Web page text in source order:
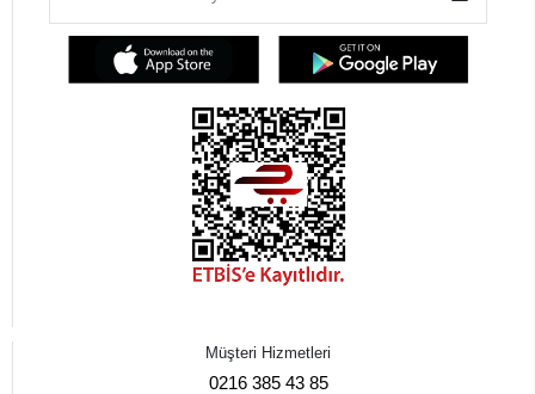
Müşteri Hizmetleri
0216 385 43 85